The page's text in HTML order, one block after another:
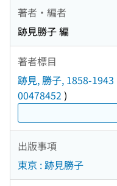
著者・編者
跡見勝子 編
著者標目
跡見, 勝子, 1858-1943
00478452 )
出版事項
東京 : 跡見勝子